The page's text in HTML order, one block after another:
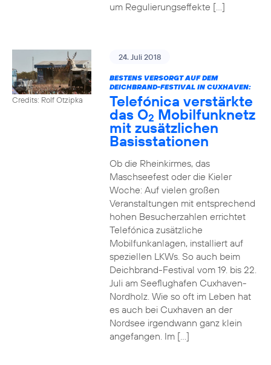
um Regulierungseffekte […]
Credits: Rolf Otzipka
24. Juli 2018
BESTENS VERSORGT AUF DEM
DEICHBRAND-FESTIVAL IN CUXHAVEN:
Telefónica verstärkte
das O2 Mobilfunknetz
mit zusätzlichen
Basisstationen
Ob die Rheinkirmes, das
Maschseefest oder die Kieler
Woche: Auf vielen großen
Veranstaltungen mit entsprechend
hohen Besucherzahlen errichtet
Telefónica zusätzliche
Mobilfunkanlagen, installiert auf
speziellen LKWs. So auch beim
Deichbrand-Festival vom 19. bis 22.
Juli am Seeflughafen Cuxhaven-
Nordholz. Wie so oft im Leben hat
es auch bei Cuxhaven an der
Nordsee irgendwann ganz klein
angefangen. Im […]